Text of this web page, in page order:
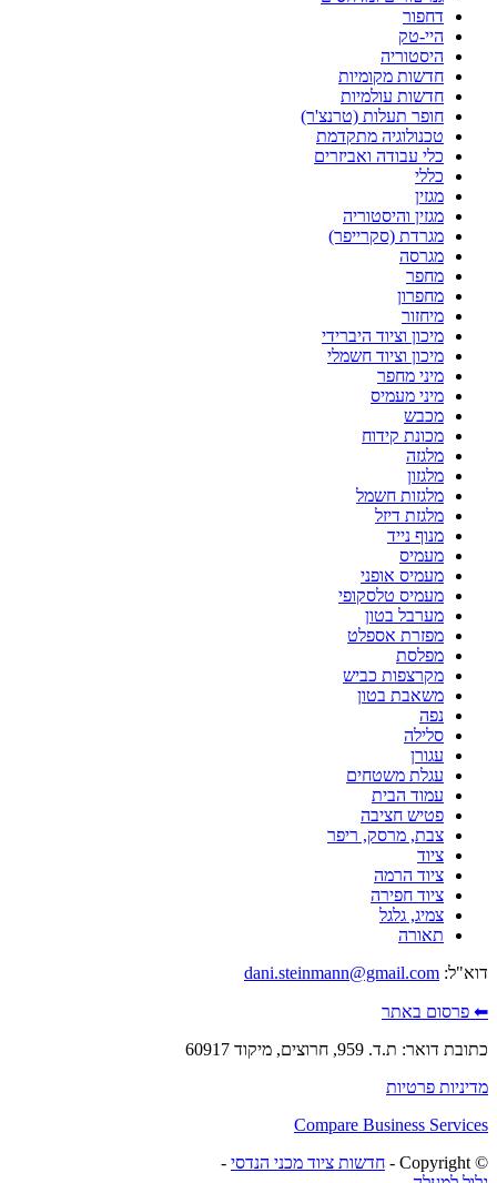
דחפור
היי-טק
היסטוריה
חדשות מקומיות
חדשות עולמיות
חופר תעלות (טרנצ'ר)
טכנולוגיה מתקדמת
כלי עבודה ואביזרים
כללי
מגזין
מגזין והיסטוריה
מגרדת (סקרייפר)
מגרסה
מחפר
מחפרון
מיחזור
מיכון וציוד היברידי
מיכון וציוד חשמלי
מיני מחפר
מיני מעמיס
מכבש
מכונת קידוח
מלגזה
מלגזון
מלגזות חשמל
מלגזת דיזל
מנוף נייד
מעמיס
מעמיס אופני
מעמיס טלסקופי
מערבל בטון
מפזרת אספלט
מפלסת
מקרצפות כביש
משאבת בטון
נפה
סלילה
עגורן
עגלת משטחים
עמוד הבית
פטיש חציבה
צבת, מרסק, ריפר
ציוד
ציוד הרמה
ציוד חפירה
צמיג, גלגל
תאורה
דוא"ל: dani.steinmann@gmail.com
⬅ פרסום באתר
כתובת דואר: ת.ד. 959, חרוצים, מיקוד 60917
מדיניות פרטיות
Compare Business Services
© ‫Copyright -
חדשות ציוד מכני הנדסי -